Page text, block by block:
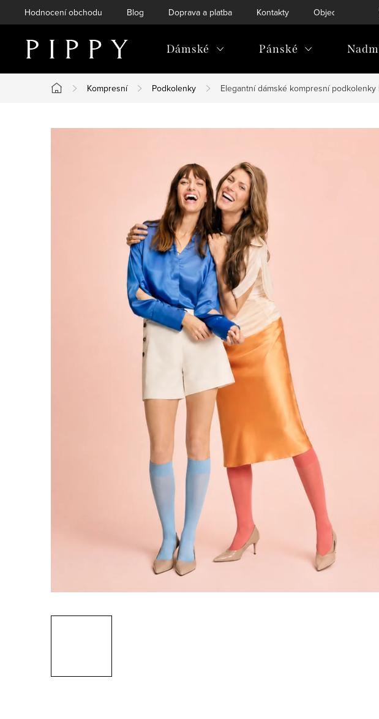
na
Hodnocení obchodu Blog Doprava a platba Kontakty Objednávka a
Dámské Pánské
Domů
Kompresní Podkolenky Elegantní dámské kompresní